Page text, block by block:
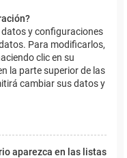
y configuraciones
Para modificarlos,
clic en su
la parte superior de las
cambiar sus datos y
aparezca en las listas